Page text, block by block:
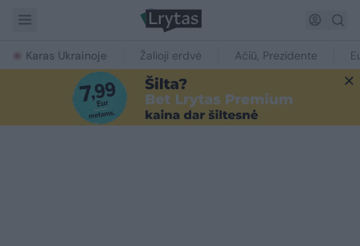
Karas Ukrainoje Žalioji erdvė Ačiū, Prezidente